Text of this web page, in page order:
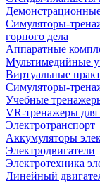
Симуляторы-
горного дела
Аппаратные
Мультимедийные
Виртуальные
Симуляторы-
Учебные
VR-тренажеры для
Электротранспорт
Аккумуляторы
Электродвигатели
Электротехника
Линейный